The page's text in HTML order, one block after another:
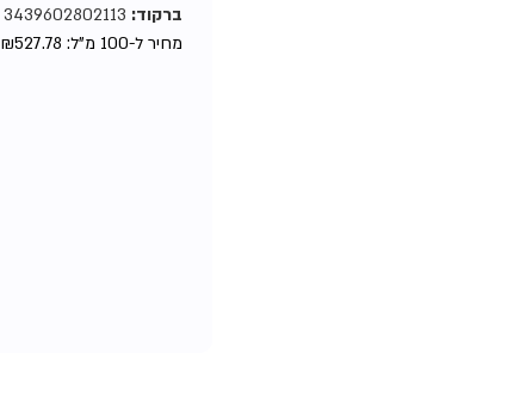
ברקוד:
מחיר ל-100 מ"ל:
₪527.78